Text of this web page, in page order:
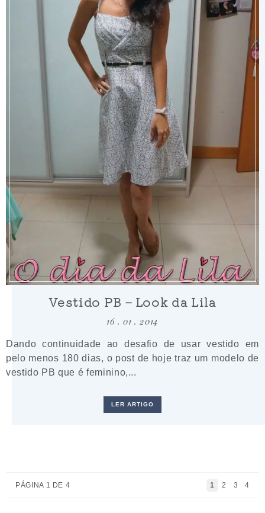
Vestido PB – Look da Lila
16 . 01 . 2014
Dando continuidade ao desafio de usar vestido em
pelo menos 180 dias, o post de hoje traz um modelo de
vestido PB que é feminino,...
LER ARTIGO
PÁGINA 1 DE 4 1 2 3 4